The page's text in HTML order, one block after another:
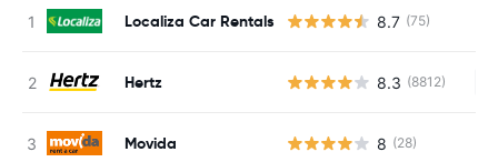
Localiza Car Rentals 8.7 (75)
Hertz 8.3 (8812)
Movida 8 (28)